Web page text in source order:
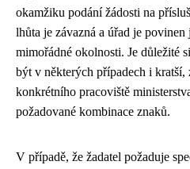
okamžiku podání žádosti na
lhůta je závazná a úřad je
mimořádné okolnosti. Je důležité
být v některých případech i kratší,
konkrétního pracoviště
požadované kombinace znaků.
V případě, že žadatel požaduje